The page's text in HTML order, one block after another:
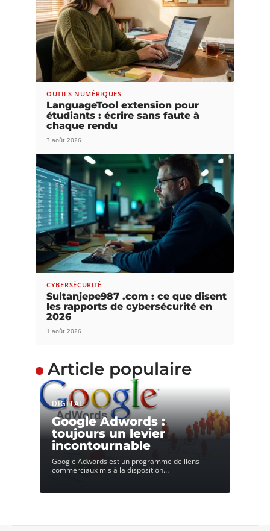
OUTILS NUMÉRIQUES
LanguageTool extension pour
étudiants : écrire sans faute à
chaque rendu
3 août 2026
CYBERSÉCURITÉ
Sultanjepe987 .com : ce que disent
les rapports de cybersécurité en
2026
1 août 2026
Article populaire
DIGITAL
Google Adwords :
toujours un levier
incontournable
Google Adwords est un programme de liens
commerciaux mis à la disposition…